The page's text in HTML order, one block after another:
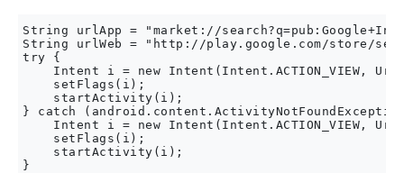
String urlApp = "market://
String urlWeb = "http://play.google.com/store/
try {
Intent i = new Intent(Intent.ACTION_VIEW,
    setFlags(i);
    startActivity(i);
} catch
Intent i = new Intent(Intent.ACTION_VIEW,
    setFlags(i);
    startActivity(i);
}